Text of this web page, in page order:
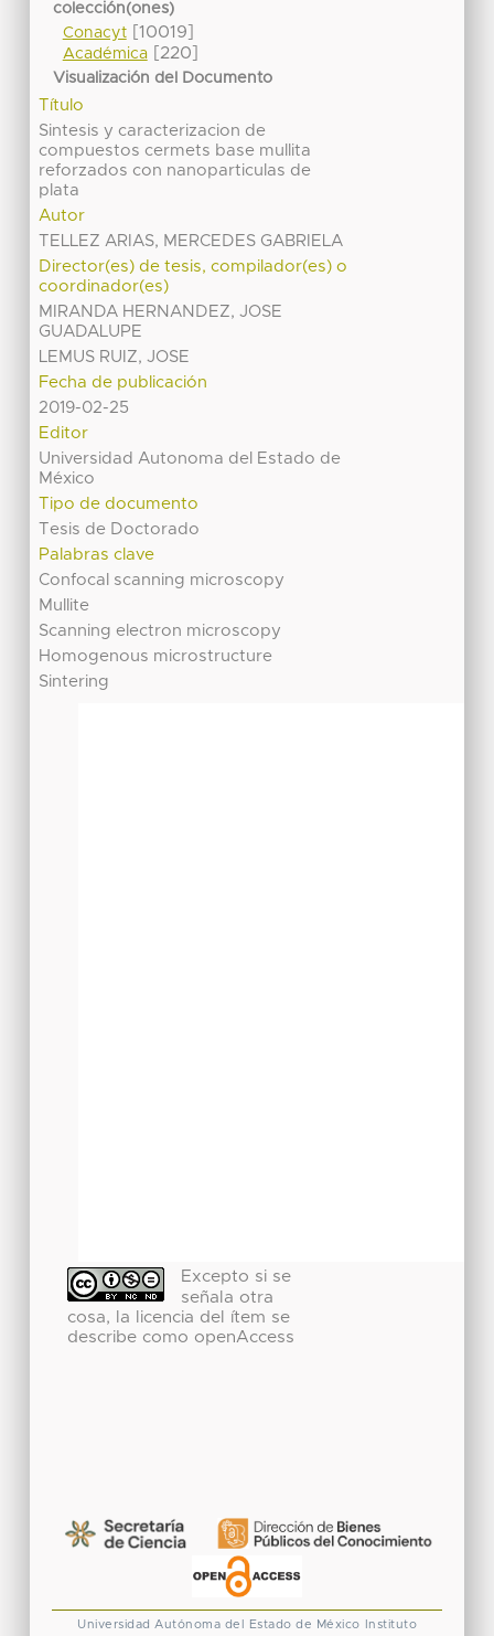
colección(ones)
Conacyt[10019]
Académica[220]
Visualización del Documento
Título
Sintesis y caracterizacion de
compuestos cermets base mullita
reforzados con nanoparticulas de
plata
Autor
TELLEZ ARIAS, MERCEDES GABRIELA
Director(es) de tesis, compilador(es) o
coordinador(es)
MIRANDA HERNANDEZ, JOSE
GUADALUPE
LEMUS RUIZ, JOSE
Fecha de publicación
2019-02-25
Editor
Universidad Autonoma del Estado de
México
Tipo de documento
Tesis de Doctorado
Palabras clave
Confocal scanning microscopy
Mullite
Scanning electron microscopy
Homogenous microstructure
Sintering
Excepto si se
señala otra
cosa, la licencia del ítem se
describe como openAccess
Universidad Autónoma del Estado de México Instituto